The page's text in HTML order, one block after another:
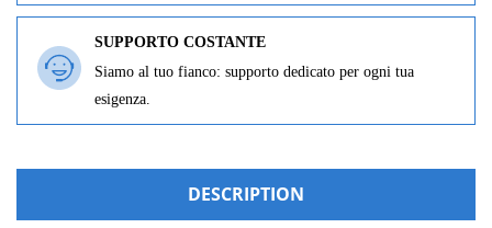
SUPPORTO COSTANTE
Siamo al tuo fianco: supporto dedicato per ogni tua
esigenza.
DESCRIPTION